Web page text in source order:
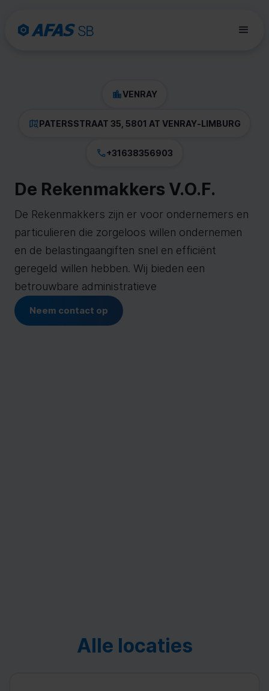
VENRAY
PATERSSTRAAT 35, 5801 AT VENRAY-LIMBURG
+31638356903
De Rekenmakkers V.O.F.
De Rekenmakkers zijn er voor ondernemers en
particulieren die zorgeloos willen ondernemen
en de belastingaangiften snel en efficiënt
geregeld willen hebben. Wij bieden een
betrouwbare administratieve
Neem contact op
Alle locaties